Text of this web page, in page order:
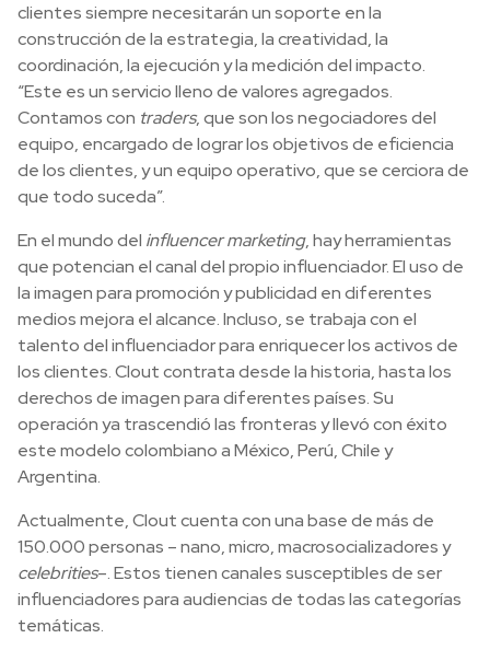
clientes siempre necesitarán un soporte en la
construcción de la estrategia, la creatividad, la
coordinación, la ejecución y la medición del impacto.
“Este es un servicio lleno de valores agregados.
Contamos con traders, que son los negociadores del
equipo, encargado de lograr los objetivos de eficiencia
de los clientes, y un equipo operativo, que se cerciora de
que todo suceda”.
En el mundo del influencer marketing, hay herramientas
que potencian el canal del propio influenciador. El uso de
la imagen para promoción y publicidad en diferentes
medios mejora el alcance. Incluso, se trabaja con el
talento del influenciador para enriquecer los activos de
los clientes. Clout contrata desde la historia, hasta los
derechos de imagen para diferentes países. Su
operación ya trascendió las fronteras y llevó con éxito
este modelo colombiano a México, Perú, Chile y
Argentina.
Actualmente, Clout cuenta con una base de más de
150.000 personas – nano, micro, macrosocializadores y
celebrities–. Estos tienen canales susceptibles de ser
influenciadores para audiencias de todas las categorías
temáticas.